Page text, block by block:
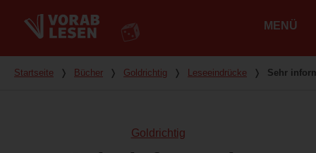
MENÜ
Du bist hier
Startseite ❭ Bücher ❭ Goldrichtig ❭ Leseeindrücke ❭ Sehr
Goldrichtig